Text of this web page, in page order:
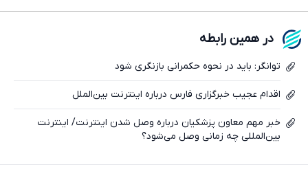
در همین رابطه
توانگر: باید در نحوه حکمرانی بازنگری شود
اقدام عجیب خبرگزاری فارس درباره اینترنت بین‌الملل
خبر مهم معاون پزشکیان درباره وصل شدن اینترنت/ اینترنت
بین‌المللی چه زمانی وصل می‌شود؟